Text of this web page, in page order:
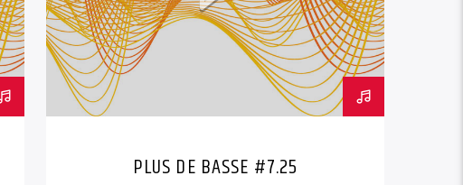
PLUS DE BASSE #7.25